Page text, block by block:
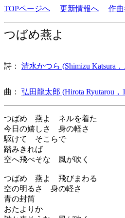
TOPページへ 更新情報へ 作
つばめ燕よ
詩： 清水かつら (Shimizu Katsura，
曲： 弘田龍太郎 (Hirota Ryutarou，
つばめ 燕よ ネルを着た
今日の嬉しさ 身の軽さ
駆けて そこらで
踏みきれば
空へ飛べそな 風が吹く
つばめ 燕よ 飛びまわる
空の明るさ 身の軽さ
青の封筒
おたよりか